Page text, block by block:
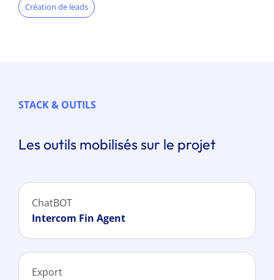
Création de leads
STACK & OUTILS
Les outils mobilisés sur le projet
ChatBOT
Intercom Fin Agent
Export